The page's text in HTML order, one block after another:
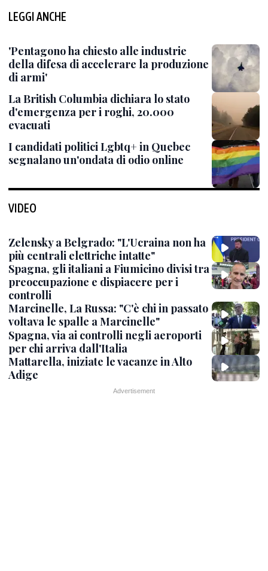
LEGGI ANCHE
'Pentagono ha chiesto alle industrie
della difesa di accelerare la produzione
di armi'
La British Columbia dichiara lo stato
d'emergenza per i roghi, 20.000
evacuati
I candidati politici Lgbtq+ in Quebec
segnalano un'ondata di odio online
VIDEO
Zelensky a Belgrado: "L'Ucraina non ha
più centrali elettriche intatte"
Spagna, gli italiani a Fiumicino divisi tra
preoccupazione e dispiacere per i
controlli
Marcinelle, La Russa: "C'è chi in passato
voltava le spalle a Marcinelle"
Spagna, via ai controlli negli aeroporti
per chi arriva dall'Italia
Mattarella, iniziate le vacanze in Alto
Adige